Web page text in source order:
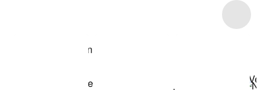
Modell anzeigen